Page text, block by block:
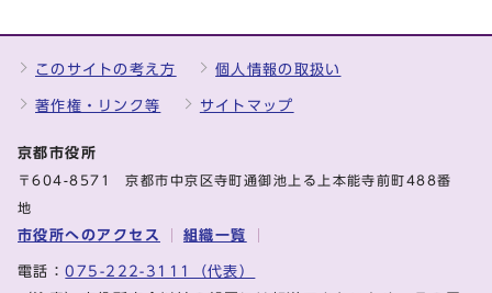
このサイトの考え方 個人情報の取扱い
著作権・リンク等 サイトマップ
京都市役所
〒604-8571 京都市中京区寺町通御池上る上本能寺前町488番
地
市役所へのアクセス 組織一覧
電話：075-222-3111（代表）